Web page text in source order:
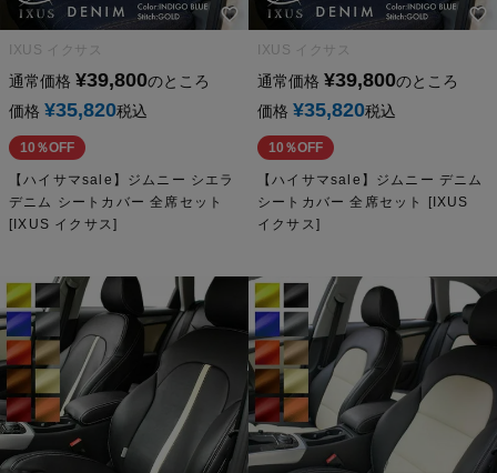
IXUS イクサス
通常価格 ¥39,800のところ
価格 ¥35,820税込
10％OFF
【ハイサマsale】ジムニー シエラ
デニム シートカバー 全席セット
[IXUS イクサス]
IXUS イクサス
通常価格 ¥39,800のところ
価格 ¥35,820税込
10％OFF
【ハイサマsale】ジムニー デニム
シートカバー 全席セット [IXUS
イクサス]